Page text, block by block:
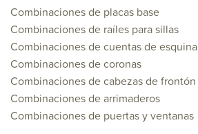
Combinaciones de placas base
Combinaciones de raíles para sillas
Combinaciones de cuentas de esquina
Combinaciones de coronas
Combinaciones de cabezas de frontón
Combinaciones de arrimaderos
Combinaciones de puertas y ventanas